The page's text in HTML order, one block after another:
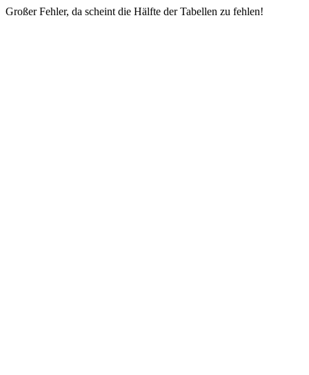
Großer Fehler, da scheint die Hälfte der Tabellen zu fehlen!